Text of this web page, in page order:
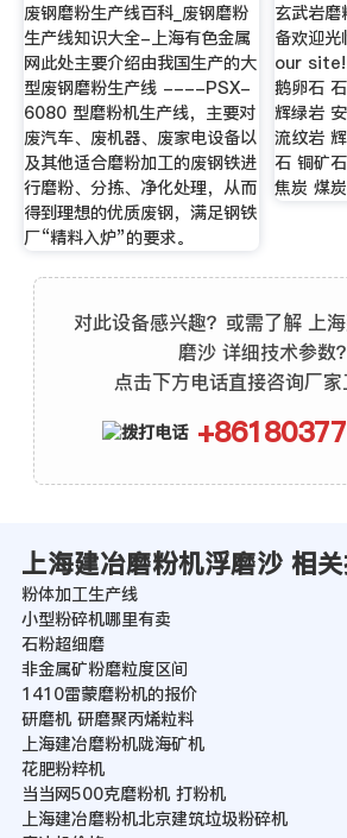
废钢磨粉生产线百科_废钢磨粉
生产线知识大全-上海有色金属
网此处主要介绍由我国生产的大
型废钢磨粉生产线 ----PSX-
6080 型磨粉机生产线，主要对
废汽车、废机器、废家电设备以
及其他适合磨粉加工的废钢铁进
行磨粉、分拣、净化处理，从而
得到理想的优质废钢，满足钢铁
厂“精料入炉”的要求。
玄武岩
备欢迎
our site!
鹅卵石
辉绿岩
流纹岩
石 铜矿
焦炭 煤炭
对此设备感兴趣？或需了解 上
磨沙 详细技术参数？
点击下方电话直接咨询厂家
上海建冶磨粉机浮磨沙 相
粉体加工生产线
小型粉碎机哪里有卖
石粉超细磨
非金属矿粉磨粒度区间
1410雷蒙磨粉机的报价
研磨机 研磨聚丙烯粒料
上海建冶磨粉机陇海矿机
花肥粉粹机
当当网500克磨粉机 打粉机
上海建冶磨粉机北京建筑垃圾粉碎机